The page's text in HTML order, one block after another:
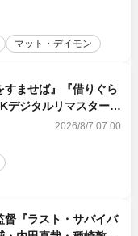
マット・デイモン
ませば』『借りぐら
デジタルリマスターで
2026/8/7 07:00
督『ラスト・サバイバ